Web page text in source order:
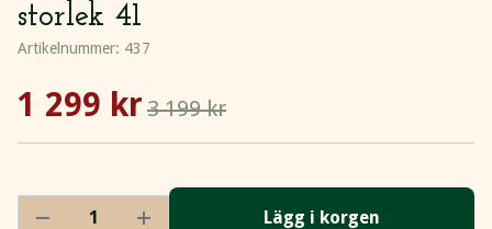
storlek 41
Artikelnummer: 437
1 299 kr 3 199 kr
Lägg i korgen